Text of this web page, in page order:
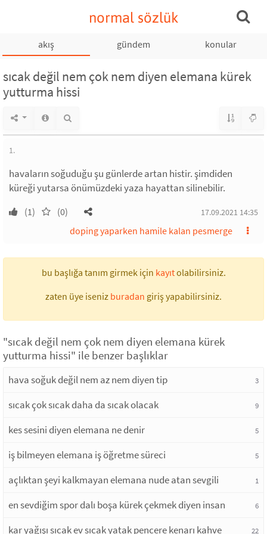
normal sözlük
akış gündem konular
sıcak değil nem çok nem diyen elemana kürek
yutturma hissi
1.
havaların soğuduğu şu günlerde artan histir. şimdiden
küreği yutarsa önümüzdeki yaza hayattan silinebilir.
(1) (0) 17.09.2021 14:35
doping yaparken hamile kalan pesmerge
bu başlığa tanım girmek için kayıtolabilirsiniz.
zaten üye iseniz buradan giriş yapabilirsiniz.
"sıcak değil nem çok nem diyen elemana kürek
yutturma hissi" ile benzer başlıklar
hava soğuk değil nem az nem diyen tip 3
sıcak çok sıcak daha da sıcak olacak 9
kes sesini diyen elemana ne denir 5
iş bilmeyen elemana iş öğretme süreci 5
açlıktan şeyi kalkmayan elemana nude atan sevgili 1
en sevdiğim spor dalı boşa kürek çekmek diyen insan 6
kar yağışı sıcak ev sıcak yatak pencere kenarı kahve 22